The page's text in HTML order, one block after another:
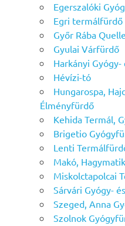
Egerszalóki
Egri termálfürdő
Győr Rába
Gyulai Várfürdő
Harkányi
Hévízi-tó
Hungarospa,
Élményfürdő
Kehida Termál,
Brigetio
Lenti
Makó,
Miskolctapolcai
Sárvári Gyógy-
Szeged, Anna
Szolnok